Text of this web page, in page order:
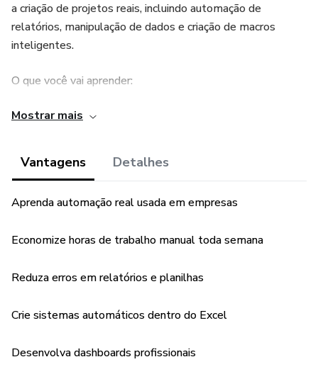
a criação de projetos reais, incluindo automação de
relatórios, manipulação de dados e criação de macros
inteligentes.
O que você vai aprender:
Fundamentos do Excel VBA
para facilitar o aprendizado.
Mostrar mais
Vantagens Detalhes
Aprenda automação real usada em empresas
Economize horas de trabalho manual toda semana
Reduza erros em relatórios e planilhas
Crie sistemas automáticos dentro do Excel
Desenvolva dashboards profissionais